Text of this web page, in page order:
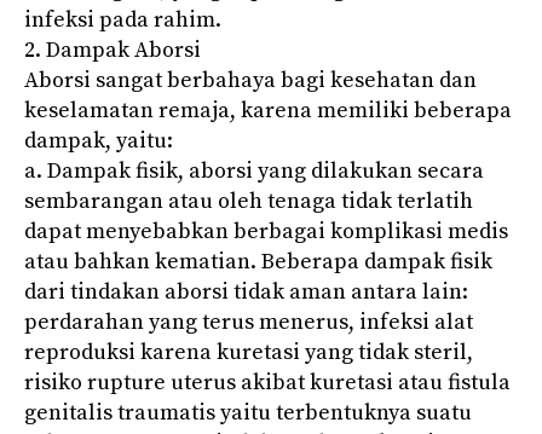
infeksi pada rahim.
2. Dampak Aborsi
Aborsi sangat berbahaya bagi kesehatan dan
keselamatan remaja, karena memiliki beberapa
dampak, yaitu:
a. Dampak fisik, aborsi yang dilakukan secara
sembarangan atau oleh tenaga tidak terlatih
dapat menyebabkan berbagai komplikasi medis
atau bahkan kematian. Beberapa dampak fisik
dari tindakan aborsi tidak aman antara lain:
perdarahan yang terus menerus, infeksi alat
reproduksi karena kuretasi yang tidak steril,
risiko rupture uterus akibat kuretasi atau fistula
genitalis traumatis yaitu terbentuknya suatu